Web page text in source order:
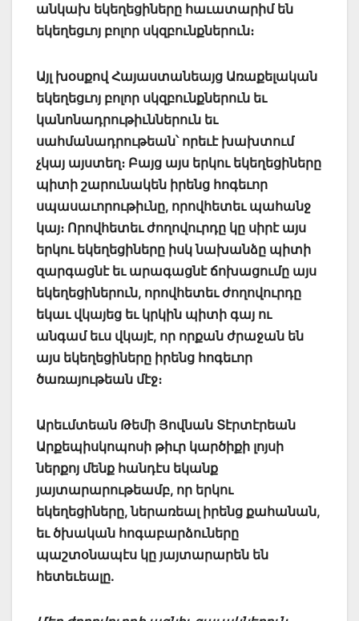
անկախ եկեղեցիները հաւատարիմ են
եկեղեցւոյ բոլոր սկզբունքներուն։
Այլ խօսքով Հայաստանեայց Առաքելական
եկեղեցւոյ բոլոր սկզբունքներուն եւ
կանոնադրութիւններուն եւ
սահմանադրութեան՝ որեւէ խախտում
չկայ այստեղ։ Բայց այս երկու եկեղեցիները
պիտի շարունակեն իրենց հոգեւոր
սպասաւորութիւնը, որովհետեւ պահանջ
կայ։ Որովհետեւ ժողովուրդը կը սիրէ այս
երկու եկեղեցիները իսկ նախանձը պիտի
զարգացնէ եւ արագացնէ ճոխացումը այս
եկեղեցիներուն, որովհետեւ ժողովուրդը
եկաւ վկայեց եւ կրկին պիտի գայ ու
անգամ եւս վկայէ, որ որքան ժրաջան են
այս եկեղեցիները իրենց հոգեւոր
ծառայութեան մէջ։
Արեւմտեան Թեմի Յովնան Տէրտէրեան
Արքեպիսկոպոսի թիւր կարծիքի լոյսի
ներքոյ մենք հանդէս եկանք
յայտարարութեամբ, որ երկու
եկեղեցիները, ներառեալ իրենց քահանան,
եւ ծխական հոգաբարձուները
պաշտօնապէս կը յայտարարեն են
հետեւեալը.